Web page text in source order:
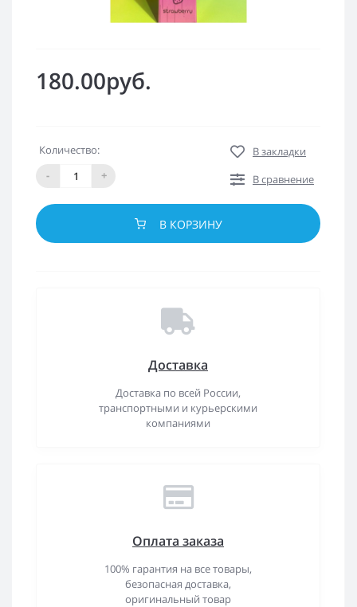
180.00руб.
Количество:
-
+
В закладки
В сравнение
В КОРЗИНУ
Доставка
Доставка по всей России,
транспортными и курьерскими
компаниями
Оплата заказа
100% гарантия на все товары,
безопасная доставка,
оригинальный товар